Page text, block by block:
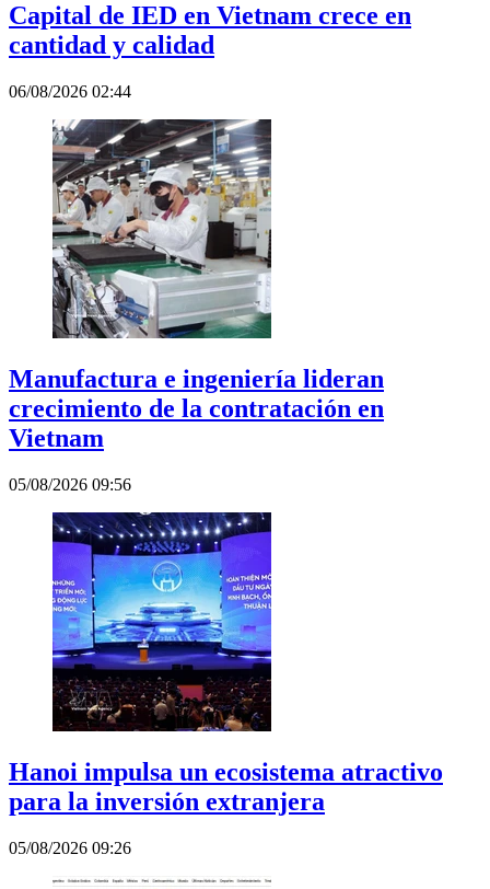
Capital de IED en Vietnam crece en
cantidad y calidad
06/08/2026 02:44
Manufactura e ingeniería lideran
crecimiento de la contratación en
Vietnam
05/08/2026 09:56
Hanoi impulsa un ecosistema atractivo
para la inversión extranjera
05/08/2026 09:26